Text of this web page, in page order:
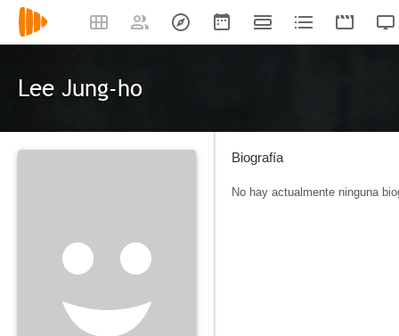
Lee Jung-ho
Biografía
No hay actualmente ninguna